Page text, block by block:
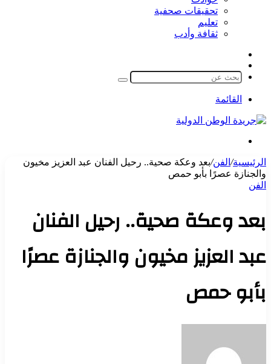
تحقيقات صحفية
تعليم
ثقافة وأدب
المظلم
بحث
القائمة
الرئيسية/ الفن/بعد وعكة صحية.. رحيل الفنان عبد العزيز مخيون
والجنازة عصرًا بأبو حمص
الفن
بعد وعكة صحية.. رحيل الفنان
عبد العزيز مخيون والجنازة عصرًا
بأبو حمص